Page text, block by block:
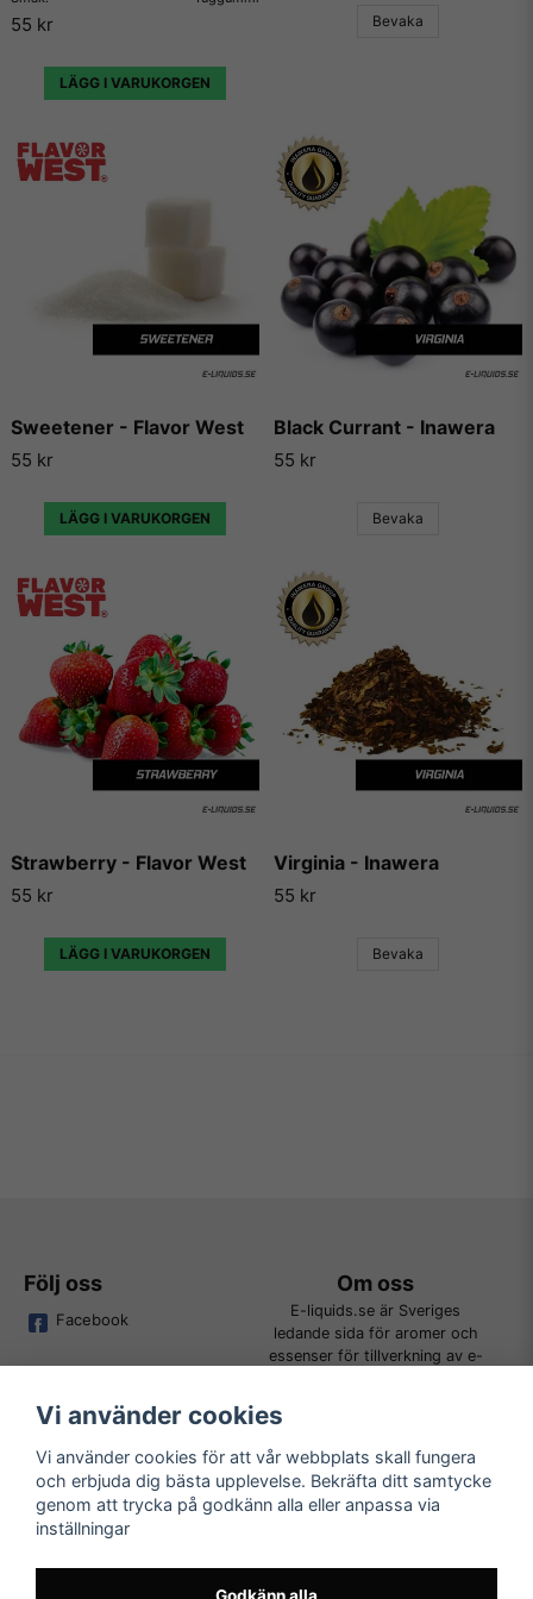
55 kr
LÄGG I VARUKORGEN
Bevaka
Sweetener - Flavor West
55 kr
LÄGG I VARUKORGEN
Black Currant - Inawera
55 kr
Bevaka
Strawberry - Flavor West
55 kr
LÄGG I VARUKORGEN
Virginia - Inawera
55 kr
Bevaka
hemsidor som enbart har dedikerat sig till att låta användare
lägga ut sina egna e-juice recept. Vi väljer dock att inte länka
något recept på en e-juice vi själva inte har kunnat testa.
Följ oss
Facebook
Om oss
E-liquids.se är Sveriges
ledande sida för aromer och
essenser för tillverkning av e-
Kundtjänst
Tveka inte att kontakta oss på
order@e-liquids.se om du har
några frågor, funderingar eller
önskemål om produkter!
Läs mer
Vi använder cookies
Vi använder cookies för att vår webbplats skall fungera
och erbjuda dig bästa upplevelse. Bekräfta ditt samtycke
genom att trycka på godkänn alla eller anpassa via
inställningar
Godkänn alla